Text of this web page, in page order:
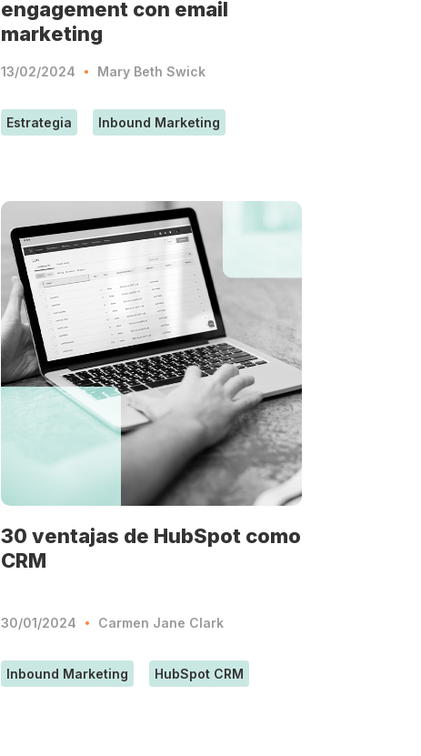
engagement con email
marketing
13/02/2024 Mary Beth Swick
Estrategia Inbound Marketing
30 ventajas de HubSpot como
CRM
30/01/2024 Carmen Jane Clark
Inbound Marketing HubSpot CRM